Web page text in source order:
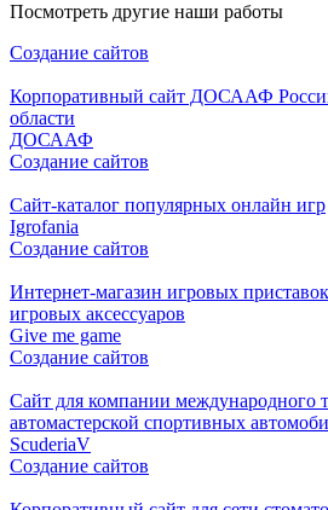
Посмотреть другие наши работы
Создание сайтов
Корпоративный сайт ДОСААФ
области
ДОСААФ
Создание сайтов
Cайт-каталог популярных онлайн игр
Igrofania
Создание сайтов
Интернет-магазин игровых
игровых аксессуаров
Give me game
Создание сайтов
Сайт для компании международного
автомастерской спортивных
ScuderiaV
Создание сайтов